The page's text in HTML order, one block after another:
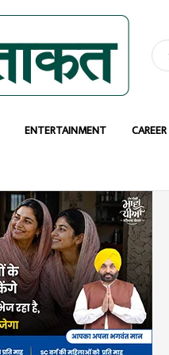
ENTERTAINMENT CAREER